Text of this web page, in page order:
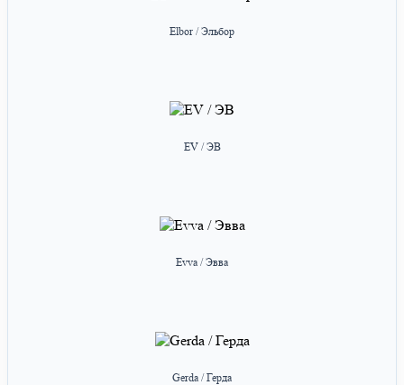
Elbor / Эльбор
EV / ЭВ
Evva / Эвва
Gerda / Герда